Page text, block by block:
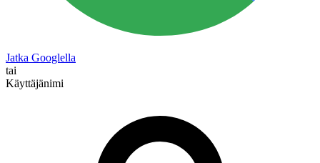
Jatka Googlella
tai
Käyttäjänimi